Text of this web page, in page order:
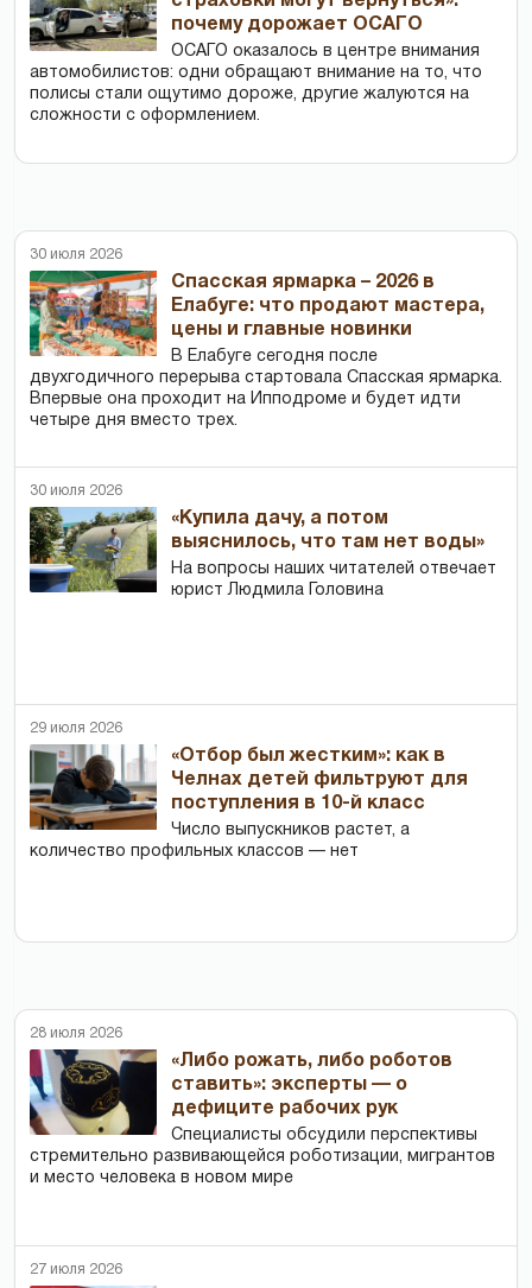
почему дорожает ОСАГО
ОСАГО оказалось в центре внимания
автомобилистов: одни обращают внимание на то, что
полисы стали ощутимо дороже, другие жалуются на
сложности с оформлением.
30 июля 2026
Спасская ярмарка – 2026 в
Елабуге: что продают мастера,
цены и главные новинки
В Елабуге сегодня после
двухгодичного перерыва стартовала Спасская ярмарка.
Впервые она проходит на Ипподроме и будет идти
четыре дня вместо трех.
30 июля 2026
«Купила дачу, а потом
выяснилось, что там нет воды»
На вопросы наших читателей отвечает
юрист Людмила Головина
29 июля 2026
«Отбор был жестким»: как в
Челнах детей фильтруют для
поступления в 10-й класс
Число выпускников растет, а
количество профильных классов — нет
28 июля 2026
«Либо рожать, либо роботов
ставить»: эксперты — о
дефиците рабочих рук
Специалисты обсудили перспективы
стремительно развивающейся роботизации, мигрантов
и место человека в новом мире
27 июля 2026